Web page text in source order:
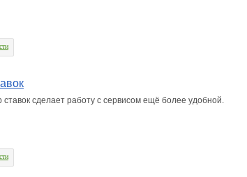
сделает работу с сервисом ещё более удобной.